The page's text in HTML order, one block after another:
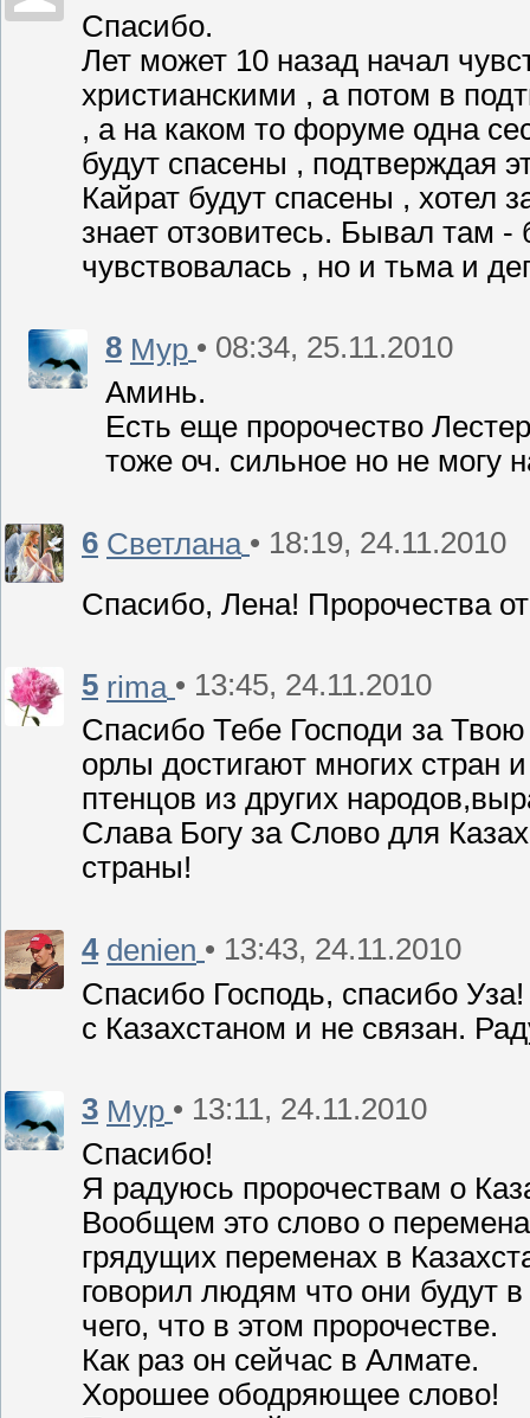
Спасибо.
Лет может 10 назад начал
христианскими , а потом в
, а на каком то форуме одна
будут спасены , подтверждая
Кайрат будут спасены , хотел
знает отзовитесь. Бывал там -
чувствовалась , но и тьма и
8 Мур • 08:34, 25.11.2010
Аминь.
Есть еще пророчество
тоже оч. сильное но не могу
6 Светлана • 18:19, 24.11.2010
Спасибо, Лена! Пророчества
5 rima • 13:45, 24.11.2010
Спасибо Тебе Господи за
орлы достигают многих
птенцов из других
Слава Богу за Слово для
страны!
4 denien • 13:43, 24.11.2010
Спасибо Господь, спасибо Уза!
с Казахстаном и не связан.
3 Мур • 13:11, 24.11.2010
Спасибо!
Я радуюсь пророчествам о
Вообщем это слово о
грядущих переменах в
говорил людям что они будут
чего, что в этом пророчестве.
Как раз он сейчас в Алмате.
Хорошее ободряющее слово!